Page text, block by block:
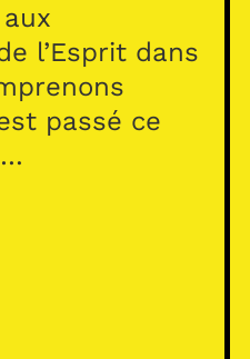
l’Esprit dans
passé ce